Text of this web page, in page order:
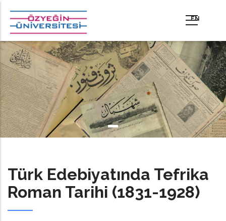
içeriğe
atla
Türk Edebiyatında Tefrika
Roman Tarihi (1831-1928)